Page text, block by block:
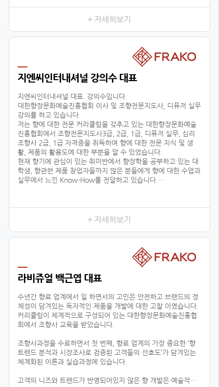
시작한다며 우려했지만
+ 자세히보기
지엔씨인터내셔널 강의수 대표
지엔씨인터내셔널 대표. 강의수입니다.
대한향장문화예술진흥협회 이사 및 조향전문지도사, 디퓨저 실무
강의를 하고 있습니다.
저는 향에 대한 전문 커리큘럼을 갖추고 있는 대한향장문화예술
진흥협회에서 조향전문지도사3급, 2급, 1급, 디퓨저 실무, 심리
조향사 2급, 1급 자격증을 취득하여 향에 대한 전문 지식 및 생
활, 제품의 활용도에 대한 부분을 알 수 있었습니다.
현재 향기에 관심이 있는 취미반에서 향장학을 공부하고 있는 대
학생, 향관련 제품 창업자들까지 많은 분들에게 향에 대한 수업과
실무에서 느낀 Know-How를 전달하고 있습니다.
등을 생산, 판매, 수출하고 있으며, 타 브랜드 제품 기획, 컨설팅
+ 자세히보기
라비쥬얼 백근엽 대표
수년간 향료 업계에서 일 하면서의 고민은 안전하고 브랜드의 정
체성이 담겨있는 독자적인 제품을 개발에 대한 고찰 이였습니다.
커리큘럼이 체계적으로 구성되어 있는 대한향장문화예술진흥협
회에서 조향사 교육을 받았습니다.
조향사과정을 수료하면서 첫 번째, 향료 업계의 가장 중요한 ‘향
트렌드 분석과 시장조사로 검증된 고객들의 선호도’가 담겨있는
체계화된 이론과 실습과정에 있습니다.
고객의 니즈와 트랜드가 반영되어있지 않은 향 개발은 예술작품